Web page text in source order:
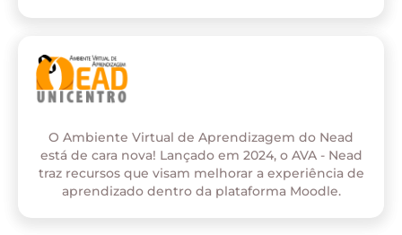
O Ambiente Virtual de Aprendizagem do Nead
está de cara nova! Lançado em 2024, o AVA - Nead
traz recursos que visam melhorar a experiência de
aprendizado dentro da plataforma Moodle.